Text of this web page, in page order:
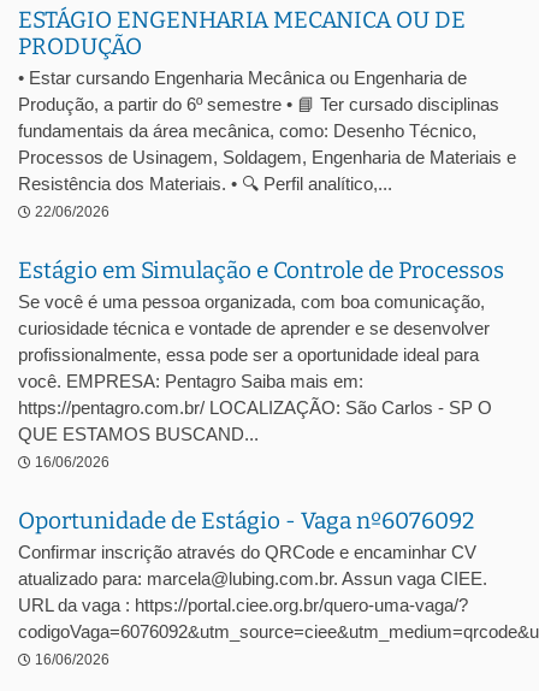
ESTÁGIO ENGENHARIA MECANICA OU DE
PRODUÇÃO
• Estar cursando Engenharia Mecânica ou Engenharia de
Produção, a partir do 6º semestre • 📘 Ter cursado disciplinas
fundamentais da área mecânica, como: Desenho Técnico,
Processos de Usinagem, Soldagem, Engenharia de Materiais e
Resistência dos Materiais. • 🔍 Perfil analítico,...
22/06/2026
Estágio em Simulação e Controle de Processos
Se você é uma pessoa organizada, com boa comunicação,
curiosidade técnica e vontade de aprender e se desenvolver
profissionalmente, essa pode ser a oportunidade ideal para
você. EMPRESA: Pentagro Saiba mais em:
https://pentagro.com.br/ LOCALIZAÇÃO: São Carlos - SP O
QUE ESTAMOS BUSCAND...
16/06/2026
Oportunidade de Estágio - Vaga nº6076092
Confirmar inscrição através do QRCode e encaminhar CV
atualizado para: marcela@lubing.com.br. Assun vaga CIEE.
URL da vaga : https://portal.ciee.org.br/quero-uma-vaga/?
16/06/2026